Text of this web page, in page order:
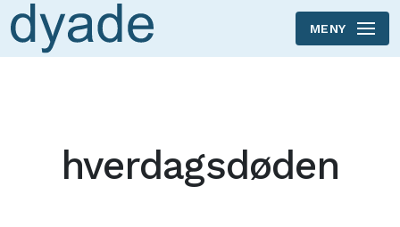
Skip to main content
MENY
hverdagsdøden